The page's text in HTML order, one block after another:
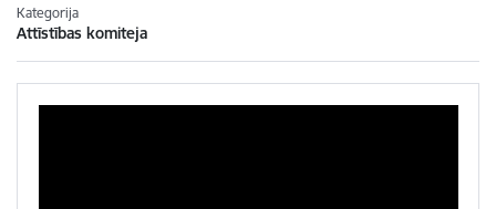
Kategorija
Attīstības komiteja